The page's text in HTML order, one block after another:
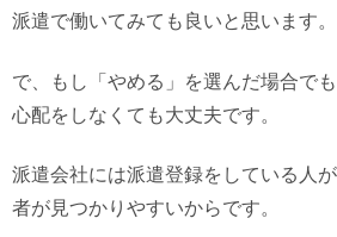
派遣で働いてみても良いと思います。
で、もし「やめる」を選んだ場合で
心配をしなくても大丈夫です。
派遣会社には派遣登録をしている人
者が見つかりやすいからです。